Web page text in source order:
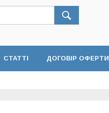
СТАТТІ ДОГОВІР ОФЕРТИ